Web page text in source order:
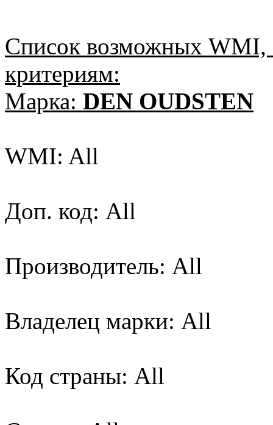
Список возможных
критериям:
Марка: DEN OUDSTEN
WMI: All
Доп. код: All
Производитель: All
Владелец марки: All
Код страны: All